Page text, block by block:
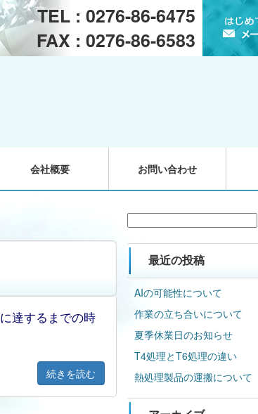
TEL : 0276-86-6475
FAX : 0276-86-6583
会社概要 お問い合わせ
達するまでの時
続きを読む
最近の投稿
AIの可能性について
作業の立ち合いについて
夏季休業日のお知らせ
T4処理とT6処理の違い
熱処理製品の運搬について